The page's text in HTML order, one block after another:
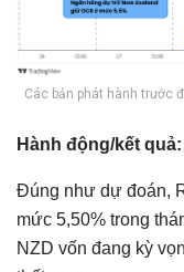
Các bản phát hành trước
Hành động/kết quả:
Đúng như dự đoán,
mức 5,50% trong
NZD vốn đang kỳ